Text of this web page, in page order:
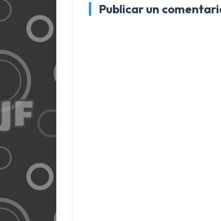
Publicar un